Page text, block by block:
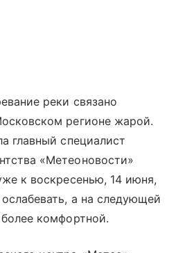
реки связано
регионе жарой.
главный специалист
«Метеоновости»
к воскресенью, 14 июня,
а на следующей
комфортной.